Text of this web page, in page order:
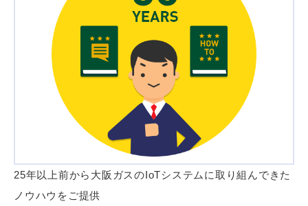
25年以上前から大阪ガスのIoTシステムに取り組んできた
ノウハウをご提供